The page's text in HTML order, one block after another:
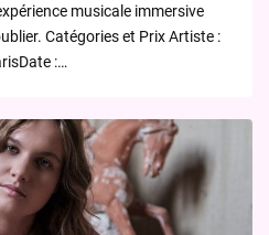
musicale immersive
Catégories et Prix Artiste :
:…